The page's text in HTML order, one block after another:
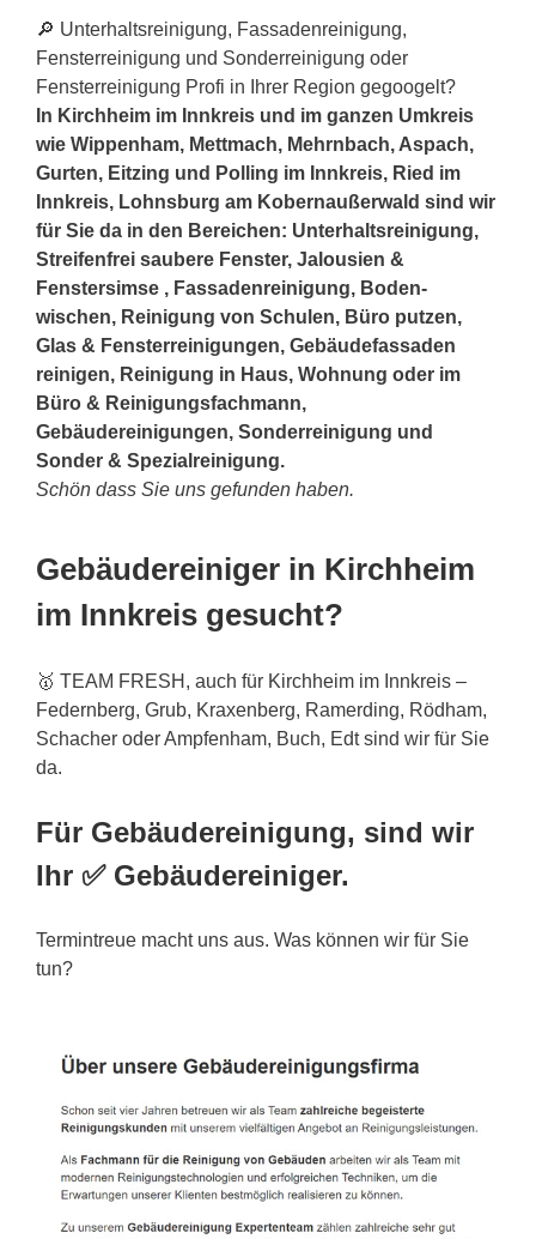
🔎 Unterhaltsreinigung, Fassadenreinigung,
Fensterreinigung und Sonderreinigung oder
Fensterreinigung Profi in Ihrer Region gegoogelt?
In Kirchheim im Innkreis und im ganzen Umkreis
wie Wippenham, Mettmach, Mehrnbach, Aspach,
Gurten, Eitzing und Polling im Innkreis, Ried im
Innkreis, Lohnsburg am Kobernaußerwald sind wir
für Sie da in den Bereichen: Unterhaltsreinigung,
Streifenfrei saubere Fenster, Jalousien &
Fenstersimse , Fassadenreinigung, Boden-
wischen, Reinigung von Schulen, Büro putzen,
Glas & Fensterreinigungen, Gebäudefassaden
reinigen, Reinigung in Haus, Wohnung oder im
Büro & Reinigungsfachmann,
Gebäudereinigungen, Sonderreinigung und
Sonder & Spezialreinigung.
Schön dass Sie uns gefunden haben.
Gebäudereiniger in Kirchheim
im Innkreis gesucht?
🥇 TEAM FRESH, auch für Kirchheim im Innkreis –
Federnberg, Grub, Kraxenberg, Ramerding, Rödham,
Schacher oder Ampfenham, Buch, Edt sind wir für Sie
da.
Für Gebäudereinigung, sind wir
Ihr ✅ Gebäudereiniger.
Termintreue macht uns aus. Was können wir für Sie
tun?